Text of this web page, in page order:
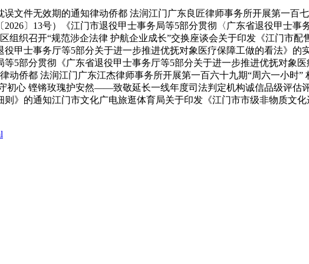
件无效期的通知律动侨都 法润江门广东良匠律师事务所开展第一百七
〕13号）《江门市退役甲士事务局等5部分贯彻〈广东省退役甲士
织召开“规范涉企法律 护航企业成长”交换座谈会关于印发《江门市配
甲士事务厅等5部分关于进一步推进优抚对象医疗保障工做的看法》
5部分贯彻《广东省退役甲士事务厅等5部分关于进一步推进优抚对象
动侨都 法润江门广东江杰律师事务所开展第一百六十九期“周六一小时
初心 铿锵玫瑰护安然——致敬延长一线年度司法判定机构诚信品级评估
》的通知江门市文化广电旅逛体育局关于印发《江门市市级非物质文